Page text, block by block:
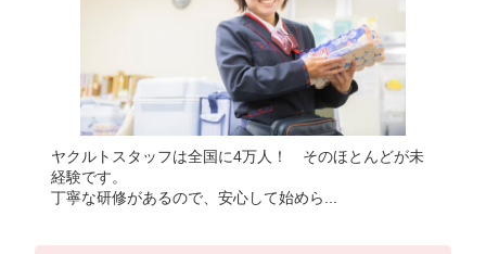
ヤクルトスタッフは全国に4万人！ そのほとんどが未
経験です。
丁寧な研修があるので、安心して始めら...